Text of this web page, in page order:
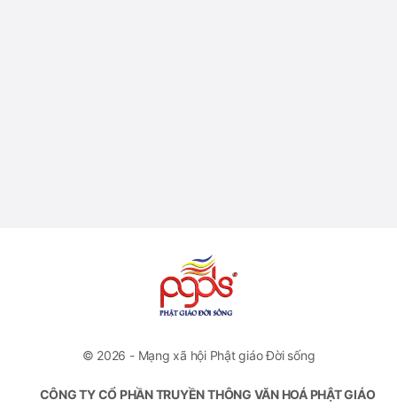
© 2026 - Mạng xã hội Phật giáo Đời sống
CÔNG TY CỔ PHẦN TRUYỀN THÔNG VĂN HOÁ PHẬT GIÁO